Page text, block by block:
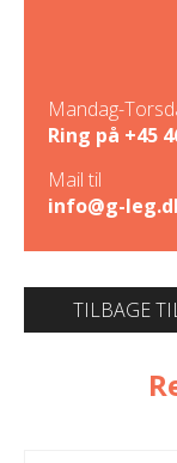
Mandag-
Ring på +45
Mail til
info@g-
TILBAGE